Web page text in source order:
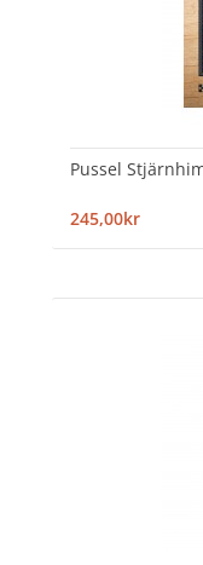
Pussel
245,00kr